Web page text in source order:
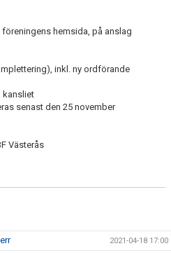
hemsida, på anslag
inkl. ny ordförande
kansliet
senast den 25 november
Västerås
2021-04-18 17:00